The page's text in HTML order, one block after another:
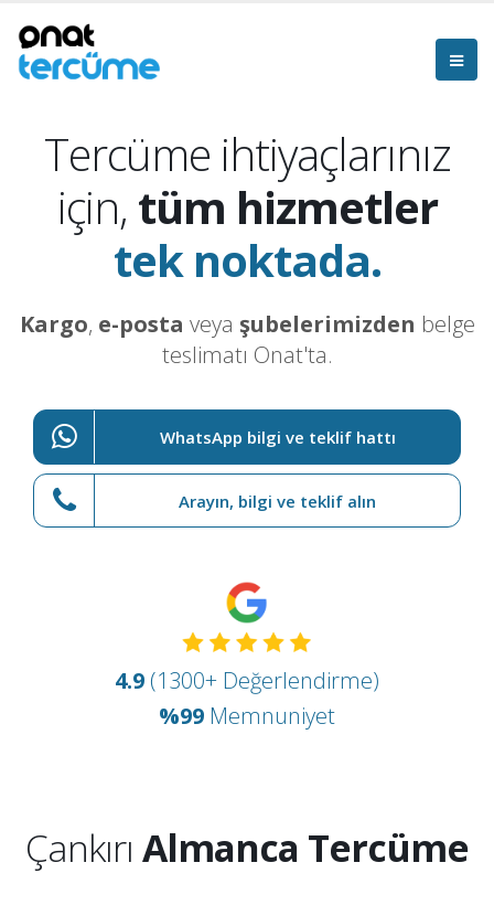
Tercüme ihtiyaçlarınız
için, tüm hizmetler
tek noktada.
Kargo, e-posta veya şubelerimizden belge
teslimatı Onat'ta.
WhatsApp bilgi ve teklif hattı
Arayın, bilgi ve teklif alın
4.9 (1300+ Değerlendirme)
%99 Memnuniyet
Çankırı Almanca Tercüme